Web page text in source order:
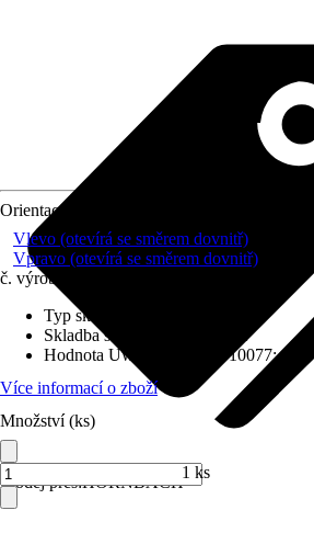
Prodej přes:HORNBACH
Orientace
Vlevo (otevírá se směrem dovnitř)
Vpravo (otevírá se směrem dovnitř)
č. výrobku
Typ skla
Skladba skla
Trojitě zasklené
Hodnota Uw dle DIN EN 10077:
Více informací o zboží
Množství (ks)
1 ks